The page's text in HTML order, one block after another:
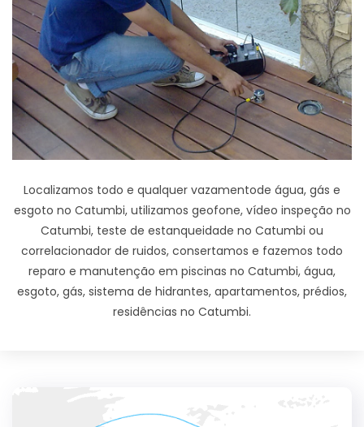
Localizamos todo e qualquer vazamentode água, gás e
esgoto no Catumbi, utilizamos geofone, vídeo inspeção no
Catumbi, teste de estanqueidade no Catumbi ou
correlacionador de ruidos, consertamos e fazemos todo
reparo e manutenção em piscinas no Catumbi, água,
esgoto, gás, sistema de hidrantes, apartamentos, prédios,
residências no Catumbi.